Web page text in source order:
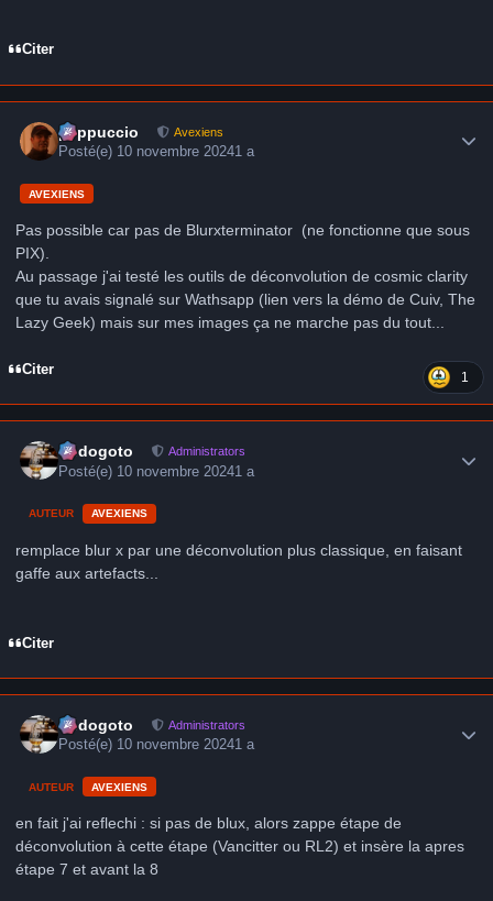
Citer
peppuccio Avexiens
Posté(e) 10 novembre 20241 a
AVEXIENS
Pas possible car pas de Blurxterminator (ne fonctionne que sous
PIX).
Au passage j'ai testé les outils de déconvolution de cosmic clarity
que tu avais signalé sur Wathsapp (lien vers la démo de Cuiv, The
Lazy Geek) mais sur mes images ça ne marche pas du tout...
Citer 1
frédogoto Administrators
Posté(e) 10 novembre 20241 a
AUTEUR AVEXIENS
remplace blur x par une déconvolution plus classique, en faisant
gaffe aux artefacts...
Citer
frédogoto Administrators
Posté(e) 10 novembre 20241 a
AUTEUR AVEXIENS
en fait j'ai reflechi : si pas de blux, alors zappe étape de
déconvolution à cette étape (Vancitter ou RL2) et insère la apres
étape 7 et avant la 8